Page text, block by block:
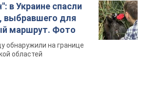
в Украине спасли
выбравшего для
маршрут. Фото
обнаружили на границе
областей